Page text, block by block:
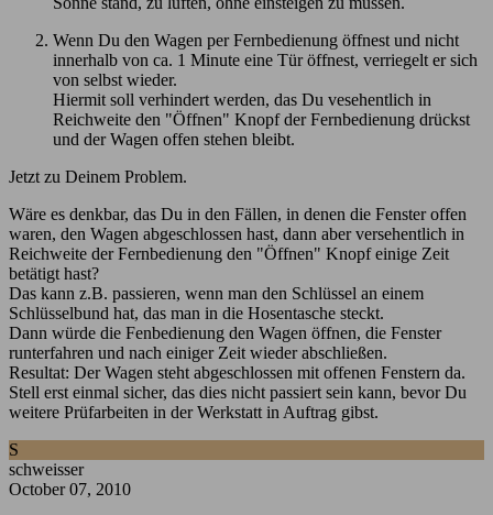
Wenn Du den Wagen per Fernbedienung öffnest und nicht
innerhalb von ca. 1 Minute eine Tür öffnest, verriegelt er sich
von selbst wieder.
Hiermit soll verhindert werden, das Du vesehentlich in
Reichweite den "Öffnen" Knopf der Fernbedienung drückst
und der Wagen offen stehen bleibt.
Jetzt zu Deinem Problem.
Wäre es denkbar, das Du in den Fällen, in denen die Fenster offen
waren, den Wagen abgeschlossen hast, dann aber versehentlich in
Reichweite der Fernbedienung den "Öffnen" Knopf einige Zeit
betätigt hast?
Das kann z.B. passieren, wenn man den Schlüssel an einem
Schlüsselbund hat, das man in die Hosentasche steckt.
Dann würde die Fenbedienung den Wagen öffnen, die Fenster
runterfahren und nach einiger Zeit wieder abschließen.
Resultat: Der Wagen steht abgeschlossen mit offenen Fenstern da.
Stell erst einmal sicher, das dies nicht passiert sein kann, bevor Du
weitere Prüfarbeiten in der Werkstatt in Auftrag gibst.
S
schweisser
October 07, 2010